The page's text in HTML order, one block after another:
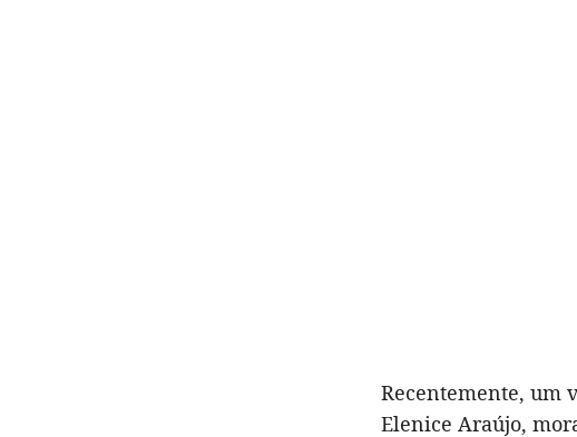
Recentemente, um
Elenice Araújo,